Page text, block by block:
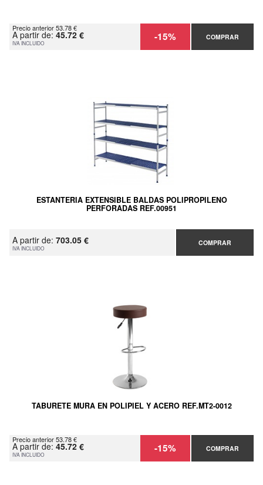
Precio anterior 53.78 €
A partir de: 45.72 €
IVA INCLUIDO -15% COMPRAR
ESTANTERIA EXTENSIBLE BALDAS POLIPROPILENO
PERFORADAS REF.00951
A partir de: 703.05 €
IVA INCLUIDO
COMPRAR
TABURETE MURA EN POLIPIEL Y ACERO REF.MT2-0012
Precio anterior 53.78 €
A partir de: 45.72 €
IVA INCLUIDO -15% COMPRAR